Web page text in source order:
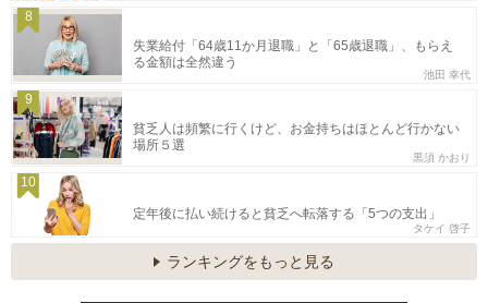
8
失業給付「64歳11か月退職」と「65歳退職」、もらえ
る金額は全然違う
池田 幸代
9
貧乏人は頻繁に行くけど、お金持ちはほとんど行かない
場所５選
黒須 かおり
10
定年後に払い続けると貧乏へ転落する「5つの支出」
タケイ 啓子
ランキングをもっと見る